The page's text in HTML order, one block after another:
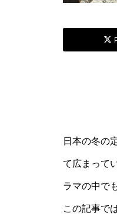
日本の冬の
て広まって
ラマの中で
この記事で